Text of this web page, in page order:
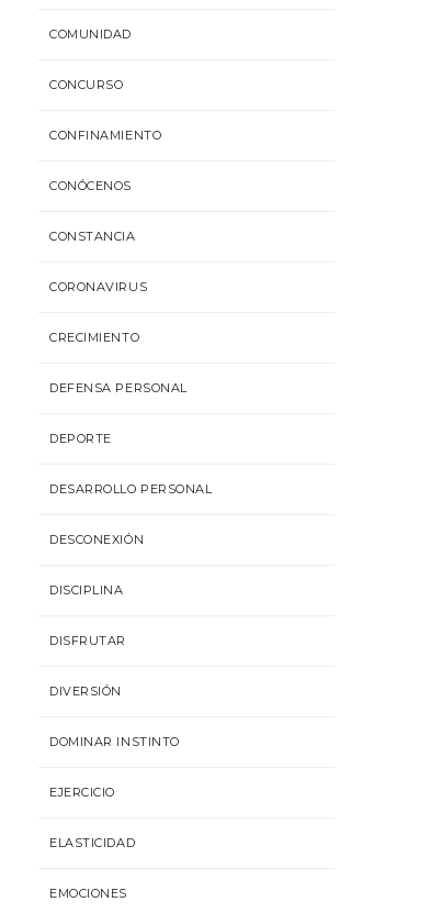
COMUNIDAD
CONCURSO
CONFINAMIENTO
CONÓCENOS
CONSTANCIA
CORONAVIRUS
CRECIMIENTO
DEFENSA PERSONAL
DEPORTE
DESARROLLO PERSONAL
DESCONEXIÓN
DISCIPLINA
DISFRUTAR
DIVERSIÓN
DOMINAR INSTINTO
EJERCICIO
ELASTICIDAD
EMOCIONES